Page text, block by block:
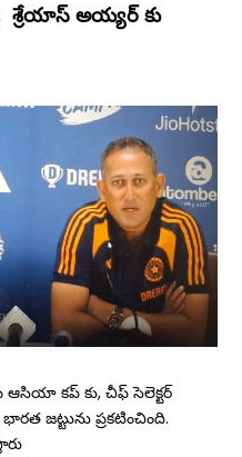
అయ్యర్ కు
ఆసియా కప్ కు, చీఫ్ సెలెక్టర్
జట్టును ప్రకటించింది.